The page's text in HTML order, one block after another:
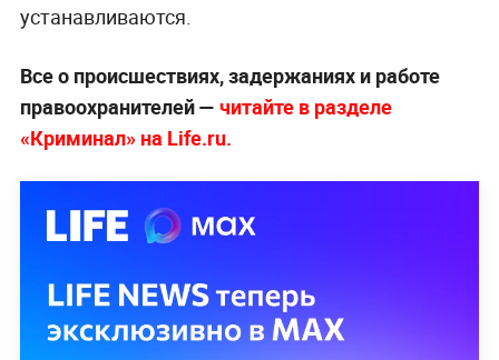
устанавливаются.
Все о происшествиях, задержаниях и работе
правоохранителей — читайте в разделе
«Криминал» на Life.ru.